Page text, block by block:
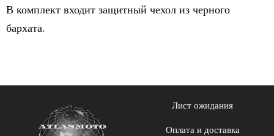
В комплект входит защитный чехол из черного
бархата.
Лист ожидания
Оплата и доставка